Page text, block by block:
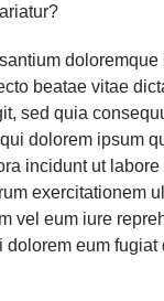
beatae vitae
sed quia
dolorem ipsum
incidunt ut
exercitationem
vel eum iure
eum fugiat